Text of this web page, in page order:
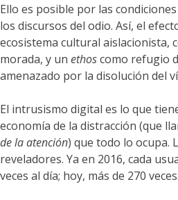
Ello es posible por las
los discursos del odio. Así, el
ecosistema cultural aislacionista,
morada, y un ethoscomo refugio
amenazado por la disolución del
El intrusismo digital es lo que
economía de la distracción (que
de la atención) que todo lo ocupa.
reveladores. Ya en 2016, cada
veces al día; hoy, más de 270 veces.